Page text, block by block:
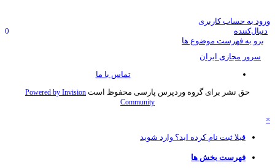
به حساب کاربری
برو به فهرست موضوع ها
سرور مجازی ایران
تماس با ما
حق نشر برای گروه وردپرس پارسی محفوظ است Powered by Invision
Community
قبلا ثبت نام کرده اید؟ وارد شوید
فهرست بخش ها